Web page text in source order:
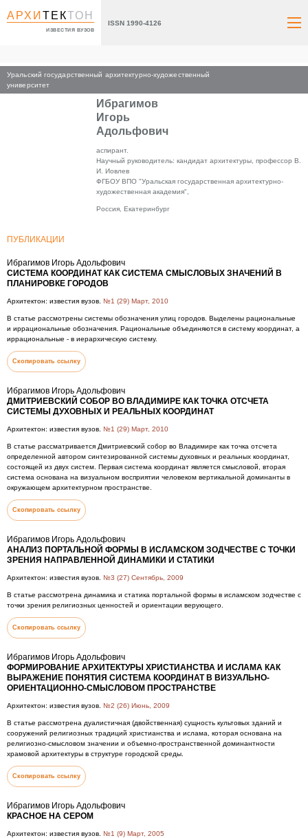
АРХИТЕКТОН
ИЗВЕСТИЯ ВУЗОВ
ISSN 1990-4126
Уральский государственный архитектурно-художественный
университет
Главная
Ибрагимов
Игорь
Адольфович
аспирант.
Научный руководитель: кандидат архитектуры, профессор В.
И. Иовлев
ФГБОУ ВПО "Уральская государственная архитектурно-
художественная академия",
Россия, Екатеринбург
ПУБЛИКАЦИИ
Ибрагимов Игорь Адольфович
СИСТЕМА КООРДИНАТ КАК СИСТЕМА СМЫСЛОВЫХ ЗНАЧЕНИЙ В
ПЛАНИРОВКЕ ГОРОДОВ
Архитектон: известия вузов. №1 (29) Март, 2010
В статье рассмотрены системы обозначения улиц городов. Выделены рациональные
и иррациональные обозначения. Рациональные объединяются в систему координат, а
иррациональные - в иерархическую систему.
Скопировать ссылку
Ибрагимов Игорь Адольфович
ДМИТРИЕВСКИЙ СОБОР ВО ВЛАДИМИРЕ КАК ТОЧКА ОТСЧЕТА
СИСТЕМЫ ДУХОВНЫХ И РЕАЛЬНЫХ КООРДИНАТ
Архитектон: известия вузов. №1 (29) Март, 2010
В статье рассматривается Дмитриевский собор во Владимире как точка отсчета
определенной автором синтезированной системы духовных и реальных координат,
состоящей из двух систем. Первая система координат является смысловой, вторая
система основана на визуальном восприятии человеком вертикальной доминанты в
окружающем архитектурном пространстве.
Скопировать ссылку
Ибрагимов Игорь Адольфович
АНАЛИЗ ПОРТАЛЬНОЙ ФОРМЫ В ИСЛАМСКОМ ЗОДЧЕСТВЕ С ТОЧКИ
ЗРЕНИЯ НАПРАВЛЕННОЙ ДИНАМИКИ И СТАТИКИ
Архитектон: известия вузов. №3 (27) Сентябрь, 2009
В статье рассмотрена динамика и статика портальной формы в исламском зодчестве с
точки зрения религиозных ценностей и ориентации верующего.
Скопировать ссылку
Ибрагимов Игорь Адольфович
ФОРМИРОВАНИЕ АРХИТЕКТУРЫ ХРИСТИАНСТВА И ИСЛАМА КАК
ВЫРАЖЕНИЕ ПОНЯТИЯ СИСТЕМА КООРДИНАТ В ВИЗУАЛЬНО-
ОРИЕНТАЦИОННО-СМЫСЛОВОМ ПРОСТРАНСТВЕ
Архитектон: известия вузов. №2 (26) Июнь, 2009
В статье рассмотрена дуалистичная (двойственная) сущность культовых зданий и
сооружений религиозных традиций христианства и ислама, которая основана на
религиозно-смысловом значении и объемно-пространственной доминантности
храмовой архитектуры в структуре городской среды.
Скопировать ссылку
Ибрагимов Игорь Адольфович
КРАСНОЕ НА СЕРОМ
Архитектон: известия вузов. №1 (9) Март, 2005